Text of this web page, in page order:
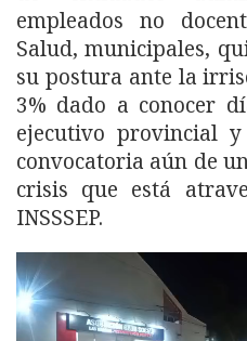
empleados no
Salud, municipales,
su postura ante la
3% dado a conocer
ejecutivo provincial
convocatoria aún de
crisis que está
INSSSEP.